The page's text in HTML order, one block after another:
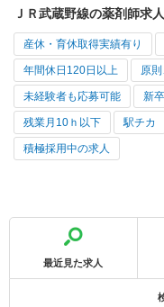
ＪＲ武蔵野線の薬剤師求
産休・育休取得実績有り
年間休日120日以上 原
未経験者も応募可能 新
残業月10ｈ以下 駅チカ
積極採用中の求人
最近見た求人